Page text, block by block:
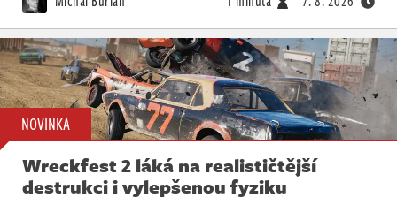
NOVINKA
Wreckfest 2 láká na realističtější
destrukci i vylepšenou fyziku